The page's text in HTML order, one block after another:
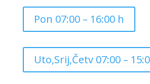
Pon 07:00 – 16:00 h
Uto,Srij,Četv 07:00 –